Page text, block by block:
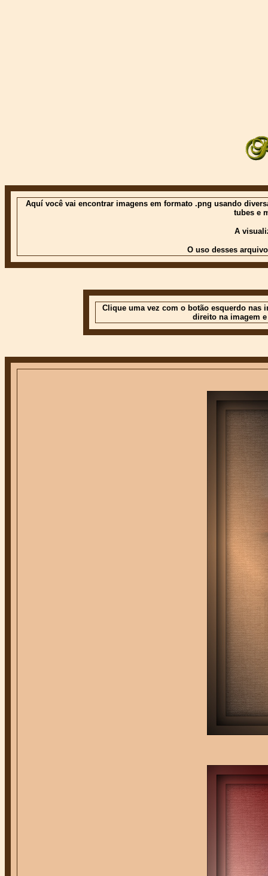
Aquí você vai encontrar imagens em formato .png usando
tubes e
A
O uso desses
Clique uma vez com o botão esquerdo nas
direito na imagem